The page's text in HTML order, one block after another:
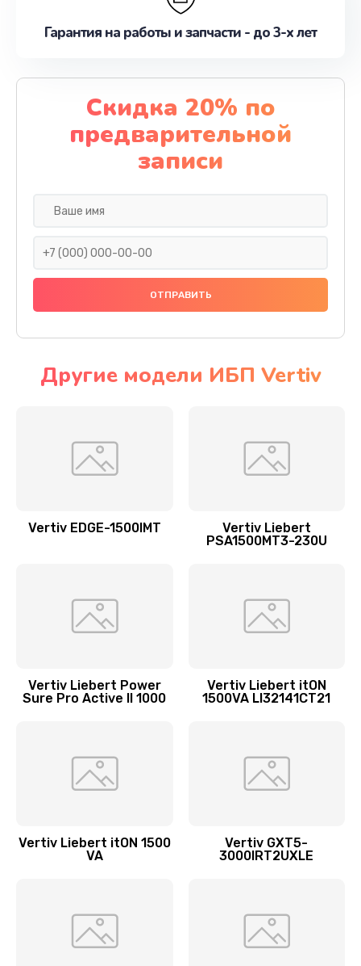
Гарантия на работы и запчасти - до 3-х лет
Скидка 20% по
предварительной
записи
Другие модели ИБП Vertiv
Vertiv EDGE-1500IMT
Vertiv Liebert
PSA1500MT3-230U
Vertiv Liebert Power
Sure Pro Active II 1000
Vertiv Liebert itON
1500VA LI32141CT21
Vertiv Liebert itON 1500
VA
Vertiv GXT5-
3000IRT2UXLE